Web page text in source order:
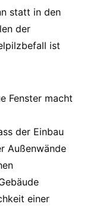
statt in den
der
ist
Fenster macht
der Einbau
Außenwände
einer